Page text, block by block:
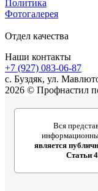
Политика
Фотогалерея
Отдел качества
Наши контакты
+7 (927) 083-06-87
c. Буздяк, ул.
2026 © Профнастил
Вся
является
Статьи